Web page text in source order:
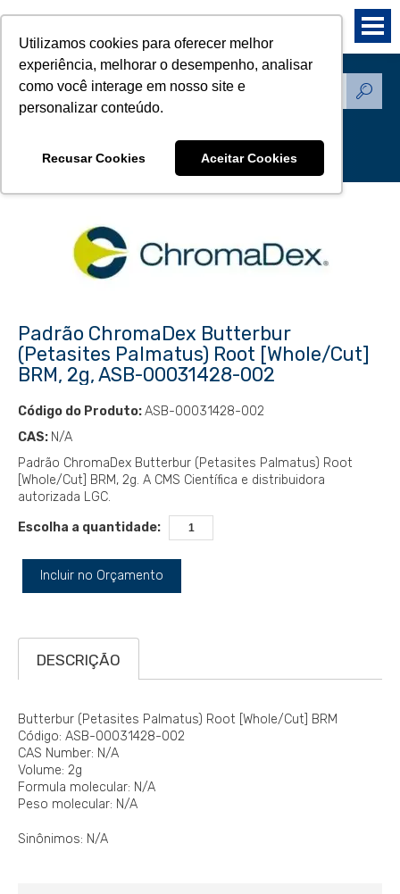
Utilizamos cookies para oferecer melhor
experiência, melhorar o desempenho, analisar
como você interage em nosso site e
personalizar conteúdo.
Recusar Cookies Aceitar Cookies
Produtos - Padrões de
Padrão ChromaDex Butterbur
(Petasites Palmatus) Root [Whole/Cut]
BRM, 2g, ASB-00031428-002
Código do Produto:ASB-00031428-002
CAS: N/A
Padrão ChromaDex Butterbur (Petasites Palmatus) Root
[Whole/Cut] BRM, 2g. A CMS Científica e distribuidora
autorizada LGC.
Escolha a quantidade:
Incluir no Orçamento
DESCRIÇÃO
Butterbur (Petasites Palmatus) Root [Whole/Cut] BRM
Código: ASB-00031428-002
CAS Number: N/A
Volume: 2g
Formula molecular: N/A
Peso molecular: N/A
Sinônimos: N/A